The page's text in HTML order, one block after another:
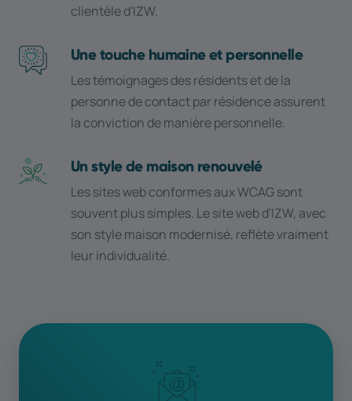
clientèle d'IZW.
Une touche humaine et personnelle
Les témoignages des résidents et de la
personne de contact par résidence assurent
la conviction de manière personnelle.
Un style de maison renouvelé
Les sites web conformes aux WCAG sont
souvent plus simples. Le site web d'IZW, avec
son style maison modernisé, reflète vraiment
leur individualité.